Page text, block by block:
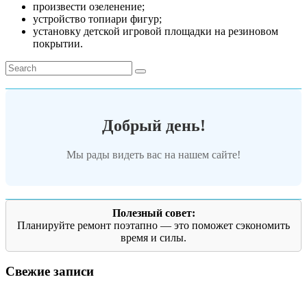
произвести озеленение;
устройство топиари фигур;
установку детской игровой площадки на резиновом
покрытии.
Добрый день!
Мы рады видеть вас на нашем сайте!
Полезный совет:
Планируйте ремонт поэтапно — это поможет сэкономить
время и силы.
Свежие записи